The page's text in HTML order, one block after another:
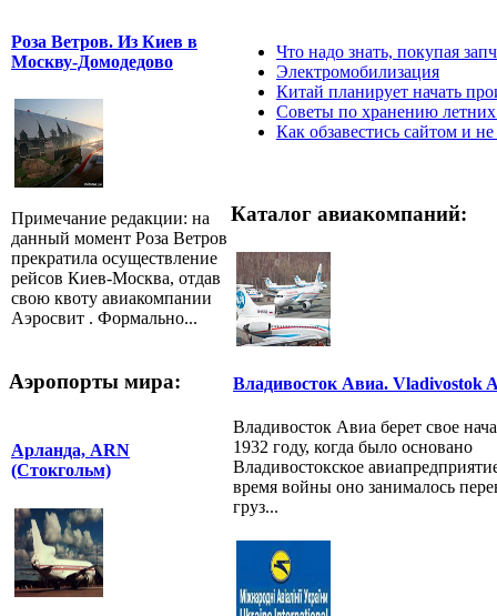
Роза Ветров. Из Киев в
Москву-Домодедово
Примечание редакции: на
данный момент Роза Ветров
прекратила осуществление
рейсов Киев-Москва, отдав
свою квоту авиакомпании
Аэросвит . Формально...
Аэропорты мира:
Арланда, ARN
(Стокгольм)
Что надо знать, покупая
Электромобилизация
Китай планирует начать
Советы по хранению
Как обзавестись сайтом и
Каталог авиакомпаний:
Владивосток Авиа. Vladivostok
Владивосток Авиа берет свое
1932 году, когда было основано
Владивостокское
время войны оно занималось
груз...